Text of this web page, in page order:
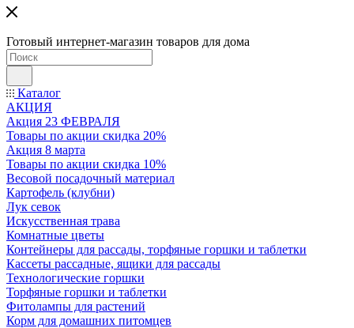
Готовый интернет-магазин товаров для дома
Каталог
АКЦИЯ
Акция 23 ФЕВРАЛЯ
Товары по акции скидка 20%
Акция 8 марта
Товары по акции скидка 10%
Весовой посадочный материал
Картофель (клубни)
Лук севок
Искусственная трава
Комнатные цветы
Контейнеры для рассады, торфяные горшки и таблетки
Кассеты рассадные, ящики для рассады
Технологические горшки
Торфяные горшки и таблетки
Фитолампы для растений
Корм для домашних питомцев